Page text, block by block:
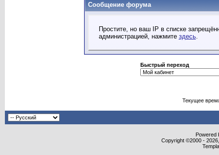
Сообщение форума
Простите, но ваш IP в списке
администрацией, нажмите здесь.
Быстрый переход
Текущее
Powered
Copyright ©2000 -